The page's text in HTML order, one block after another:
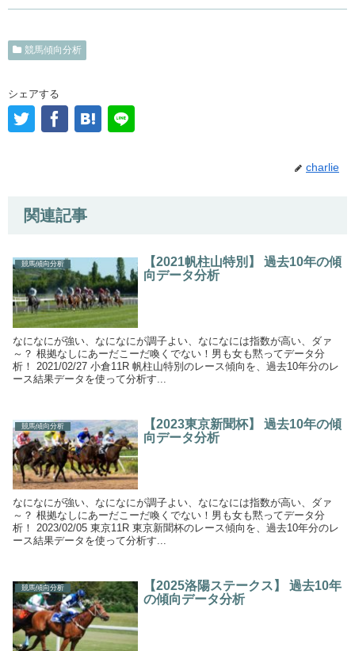
競馬傾向分析
シェアする
charlie
関連記事
競馬傾向分析
【2021帆柱山特別】 過去10年の傾
向データ分析
なになにが強い、なになにが調子よい、なになには指数が高い、ダァ
～？ 根拠なしにあーだこーだ喚くでない！男も女も黙ってデータ分
析！ 2021/02/27 小倉11R 帆柱山特別のレース傾向を、過去10年分のレ
ース結果データを使って分析す...
競馬傾向分析
【2023東京新聞杯】 過去10年の傾
向データ分析
なになにが強い、なになにが調子よい、なになには指数が高い、ダァ
～？ 根拠なしにあーだこーだ喚くでない！男も女も黙ってデータ分
析！ 2023/02/05 東京11R 東京新聞杯のレース傾向を、過去10年分のレ
ース結果データを使って分析す...
競馬傾向分析
【2025洛陽ステークス】 過去10年
の傾向データ分析